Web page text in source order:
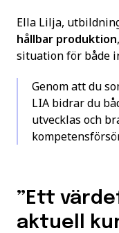
Ella Lilja,
hållbar produktion
situation för både
Genom att du
LIA bidrar du
utvecklas och
”Ett
aktuell